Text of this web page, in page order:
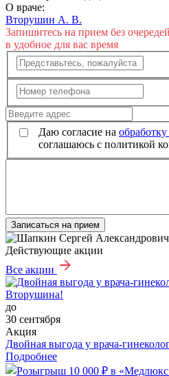
О враче:
Вторушин А. В.
Запишитесь на прием без очередей
в удобное для вас время
Даю согласие на
соглашаюсь с политикой
Записаться на прием
Действующие акции
Все акции
до
30 сентября
Акция
Двойная выгода у
Подробнее